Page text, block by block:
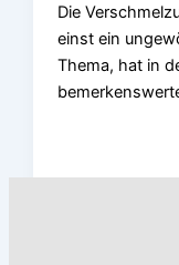
Die
einst ein
Thema, hat in